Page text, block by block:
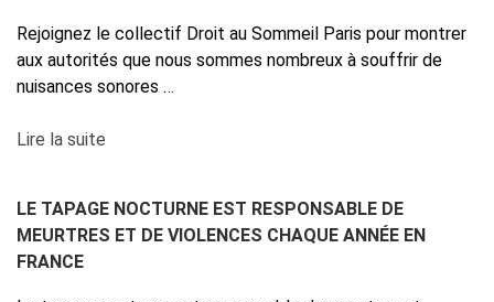
Rejoignez le collectif Droit au Sommeil Paris pour montrer
aux autorités que nous sommes nombreux à souffrir de
nuisances sonores …
Lire la suite
LE TAPAGE NOCTURNE EST RESPONSABLE DE
MEURTRES ET DE VIOLENCES CHAQUE ANNÉE EN
FRANCE